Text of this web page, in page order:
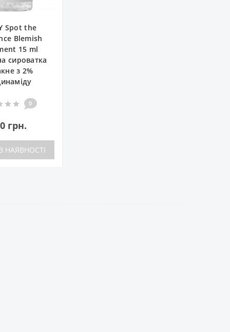
Spot the
Blemish
15 ml
сироватка
з 2%
0
грн.
НАЯВНОСТІ